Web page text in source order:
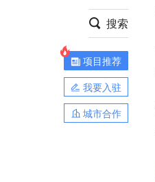
搜索
项目推荐
我要入驻
城市合作